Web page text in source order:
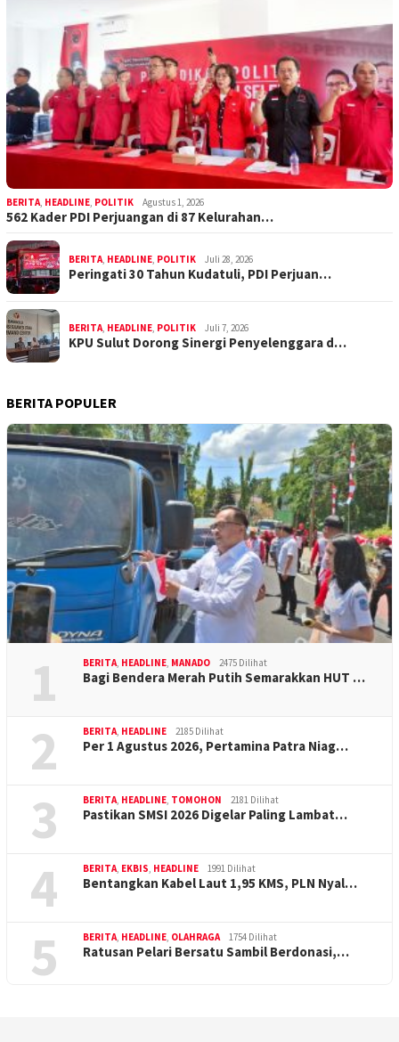
BERITA, HEADLINE, POLITIK Agustus 1, 2026
562 Kader PDI Perjuangan di 87 Kelurahan…
BERITA, HEADLINE, POLITIK Juli 28, 2026
Peringati 30 Tahun Kudatuli, PDI Perjuan…
BERITA, HEADLINE, POLITIK Juli 7, 2026
KPU Sulut Dorong Sinergi Penyelenggara d…
BERITA POPULER
1 BERITA, HEADLINE, MANADO 2475 Dilihat
Bagi Bendera Merah Putih Semarakkan HUT …
2 BERITA, HEADLINE 2185 Dilihat
Per 1 Agustus 2026, Pertamina Patra Niag…
3 BERITA, HEADLINE, TOMOHON 2181 Dilihat
Pastikan SMSI 2026 Digelar Paling Lambat…
4 BERITA, EKBIS, HEADLINE 1991 Dilihat
Bentangkan Kabel Laut 1,95 KMS, PLN Nyal…
5 BERITA, HEADLINE, OLAHRAGA 1754 Dilihat
Ratusan Pelari Bersatu Sambil Berdonasi,…